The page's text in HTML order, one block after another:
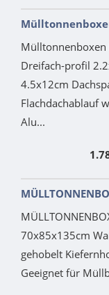
Mülltonnenboxen
Dreifach-profil
4.5x12cm
Flachdachablauf
Alu...
70x85x135cm
gehobelt
Geeignet für